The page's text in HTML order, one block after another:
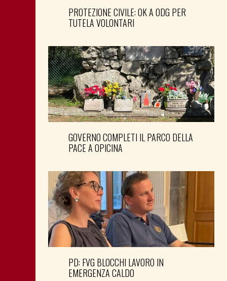
PROTEZIONE CIVILE: OK A ODG PER
TUTELA VOLONTARI
GOVERNO COMPLETI IL PARCO DELLA
PACE A OPICINA
PD: FVG BLOCCHI LAVORO IN
EMERGENZA CALDO